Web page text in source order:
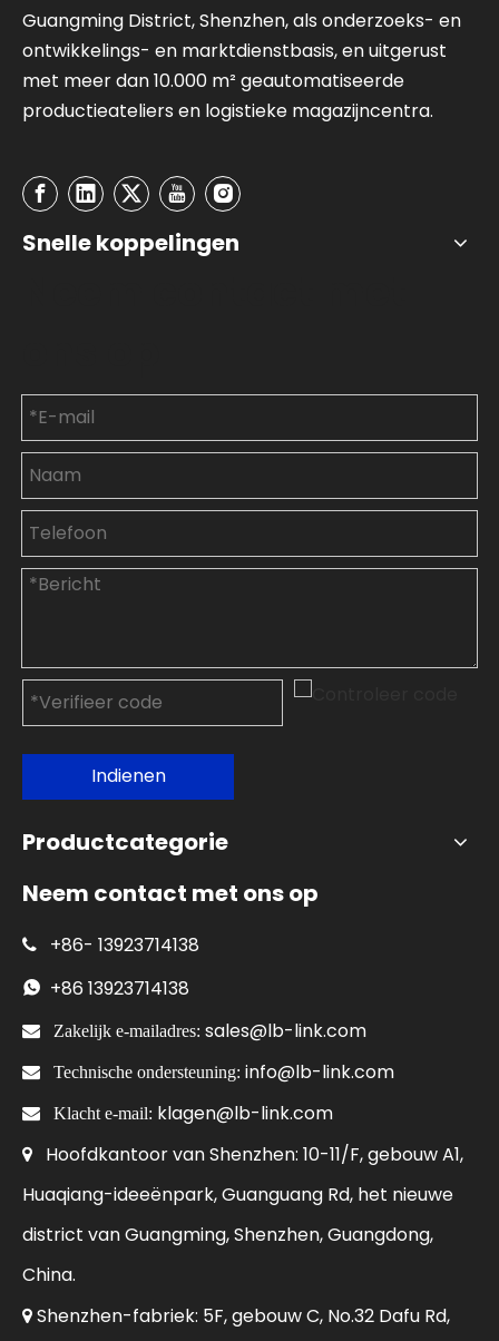
Guangming District, Shenzhen, als onderzoeks- en
ontwikkelings- en marktdienstbasis, en uitgerust
met meer dan 10.000 m² geautomatiseerde
productieateliers en logistieke magazijncentra.
Snelle koppelingen
Indienen
Productcategorie
Neem contact met ons op
 +86- 13923714138
 +86 13923714138
 Zakelijk e-mailadres: sales@lb-link.com
 Technische ondersteuning: info@lb-link.com
 Klacht e-mail: klagen@lb-link.com
 Hoofdkantoor van Shenzhen: 10-11/F, gebouw A1,
Huaqiang-ideeënpark, Guanguang Rd, het nieuwe
district van Guangming, Shenzhen, Guangdong,
China.
 Shenzhen-fabriek: 5F, gebouw C, No.32 Dafu Rd,